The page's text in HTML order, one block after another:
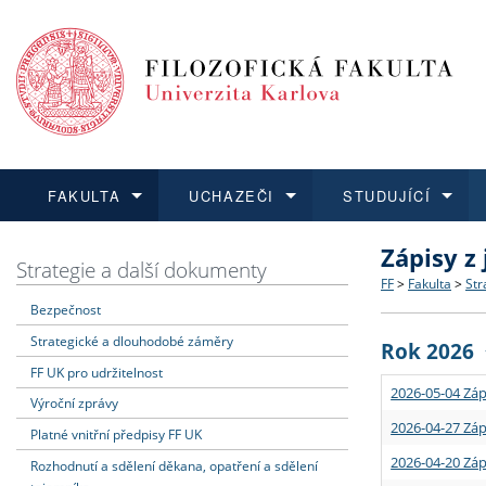
FAKULTA
Dozvědět se více
Struktura
Strategie
Podpora
UCHAZEČI
Podat přihlášku
Co
Učitelské
STUDUJÍCÍ
Dozvědět se více
Rigorózní
Dozvědět se více
O vědě a
Granty a
Dozvědět se více
Aktuální
Strategie a další dokumenty
Bezpečnost
Strategické a dlouhodobé záměry
FF UK pro udržitelnost
Výroční zprávy
Platné vnitřní předpisy FF UK
Rozhodnutí a sdělení děkana, opatření a sdělení
Zápisy
FF > Fakulta >
Rok 2026
2026-05-04
2026-04-27
2026-04-20